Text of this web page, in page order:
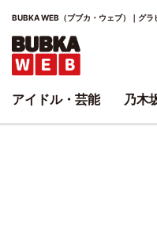
BUBKA WEB（ブブカ・ウェブ）｜グラ
アイドル・芸能 乃木